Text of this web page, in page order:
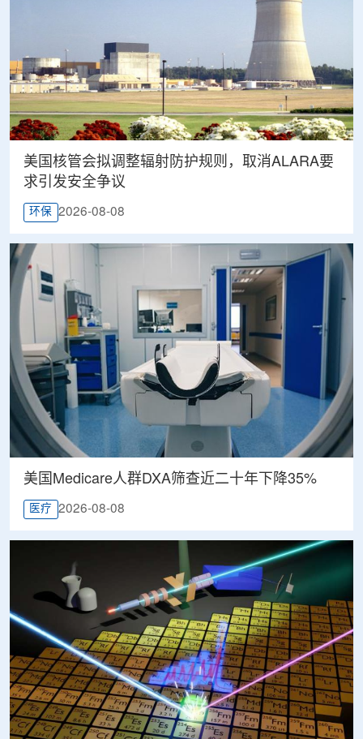
美国核管会拟调整辐射防护规则，取消ALARA要
求引发安全争议
环保 2026-08-08
美国Medicare人群DXA筛查近二十年下降35%
医疗 2026-08-08